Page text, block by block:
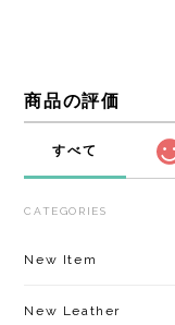
商品の評価
すべて
CATEGORIES
New Item
New Leather